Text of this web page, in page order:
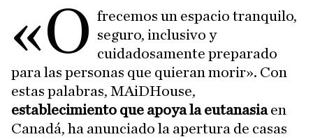
«O frecemos un espacio tranquilo,
seguro, inclusivo y
cuidadosamente preparado
para las personas que quieran morir». Con
estas palabras, MAiDHouse,
establecimiento que apoya la eutanasiaen
Canadá, ha anunciado la apertura de casas